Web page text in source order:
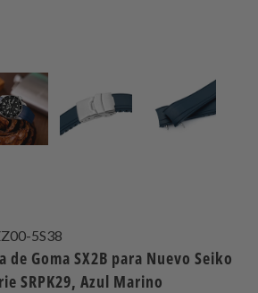
5S38
de Goma SX2B para Nuevo Seiko
SRPK29, Azul Marino